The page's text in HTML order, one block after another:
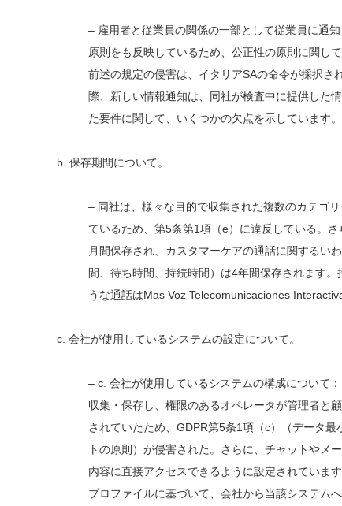
– 雇用者と従業員の関係の一部として従業員に通
原則をも反映しているため、公正性の原則に関し
前述の規定の侵害は、イタリアSAの命令が採択
際、新しい情報通知は、同社が検査中に提供した
た要件に関して、いくつかの欠点を示しています。
b. 保存期間について。
– 同社は、様々な目的で収集された複数のカテゴ
ているため、第5条第1項（e）に違反している。
月間保存され、カスタマーケアの通話に関するい
間、待ち時間、持続時間）は4年間保存されます
うな通話はMas Voz Telecomunicaciones
c. 会社が使用しているシステムの設定について。
– c. 会社が使用しているシステムの構成について
収集・保存し、権限のあるオペレータが管理者と
されていたため、GDPR第5条1項（c）（データ
トの原則）が侵害された。さらに、チャットやメ
内容に直接アクセスできるように設定されていま
プロファイルに基づいて、会社から当該システム